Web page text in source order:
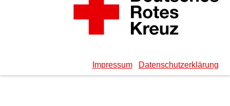
Impressum Datenschutzerklärung